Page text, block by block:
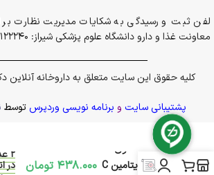
لفن ثبت و رسیدگی به شکایات مدیریت نظارت بر
معاونت غذا و دارو دانشگاه علوم پزشکی شیراز: 0712122240 و 1819
کلیه حقوق این سایت متعلق به داروخانه آنلاین
پشتیبانی سایت و برنامه نویسی وردپرس توسط
فوم شستشوی
صورت ویتامین C 438.000 تومان
2
در